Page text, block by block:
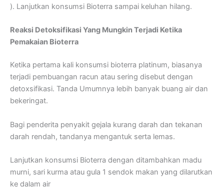
). Lanjutkan konsumsi Bioterra sampai keluhan hilang.
Reaksi Detoksifikasi Yang Mungkin Terjadi Ketika
Pemakaian Bioterra
Ketika pertama kali konsumsi bioterra platinum, biasanya
terjadi pembuangan racun atau sering disebut dengan
detoxsifikasi. Tanda Umumnya lebih banyak buang air dan
bekeringat.
Bagi penderita penyakit gejala kurang darah dan tekanan
darah rendah, tandanya mengantuk serta lemas.
Lanjutkan konsumsi Bioterra dengan ditambahkan madu
murni, sari kurma atau gula 1 sendok makan yang dilarutkan
ke dalam air